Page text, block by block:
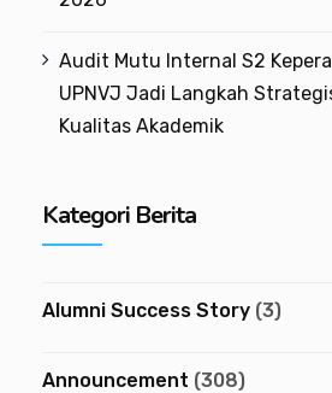
Audit Mutu Internal S2
UPNVJ Jadi Langkah
Kualitas Akademik
Kategori Berita
Alumni Success Story (3)
Announcement (308)